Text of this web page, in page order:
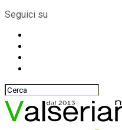
Seguici su